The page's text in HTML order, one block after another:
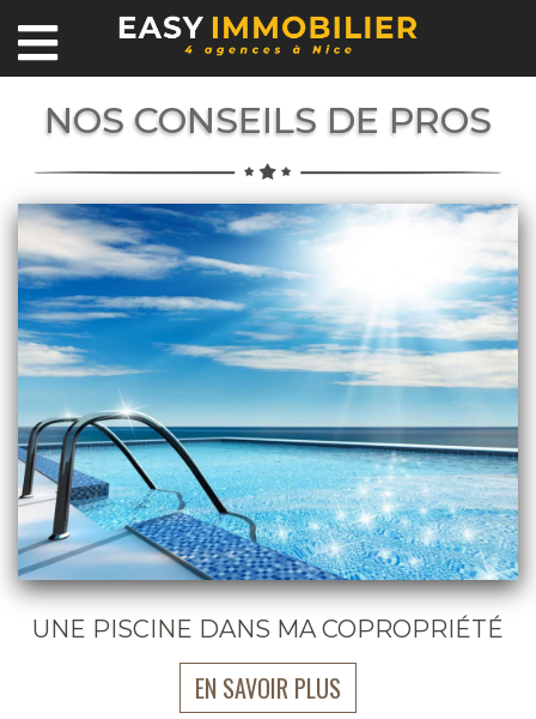
NOS CONSEILS DE PROS
UNE PISCINE DANS MA COPROPRIÉTÉ
EN SAVOIR PLUS